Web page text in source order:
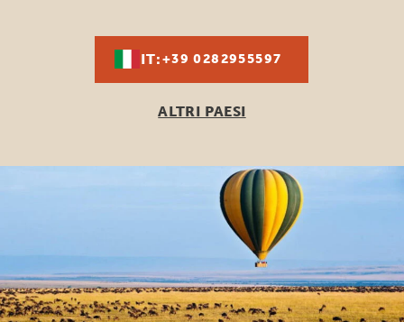
IT:+39 0282955597
ALTRI PAESI